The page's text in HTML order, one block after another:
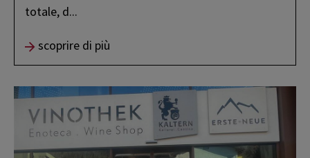
totale, d...
scoprire di più